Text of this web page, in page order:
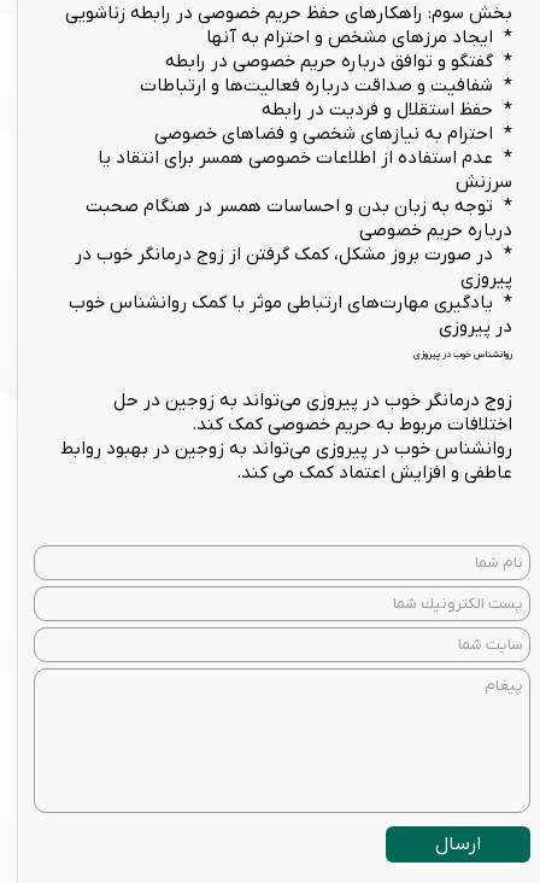
بخش سوم: راهکارهای حفظ حریم خصوصی در رابطه زناشویی
* ایجاد مرزهای مشخص و احترام به آنها
* گفتگو و توافق درباره حریم خصوصی در رابطه
* شفافیت و صداقت درباره فعالیت‌ها و ارتباطات
* حفظ استقلال و فردیت در رابطه
* احترام به نیازهای شخصی و فضاهای خصوصی
* عدم استفاده از اطلاعات خصوصی همسر برای انتقاد یا
سرزنش
* توجه به زبان بدن و احساسات همسر در هنگام صحبت
درباره حریم خصوصی
* در صورت بروز مشکل، کمک گرفتن از زوج درمانگر خوب در
پیروزی
* یادگیری مهارت‌های ارتباطی موثر با کمک روانشناس خوب
در پیروزی
روانشناس خوب در پیروزی
زوج درمانگر خوب در پیروزی می‌تواند به زوجین در حل
اختلافات مربوط به حریم خصوصی کمک کند.
روانشناس خوب در پیروزی می‌تواند به زوجین در بهبود روابط
عاطفی و افزایش اعتماد کمک می کند.
ارسال